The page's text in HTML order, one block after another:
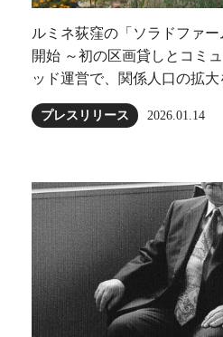
ルミネ荻窪の「ソラドファ
開始 ～初の区画貸しとコミ
ッド運営で、関係人口の拡大
プレスリリース 2026.01.14